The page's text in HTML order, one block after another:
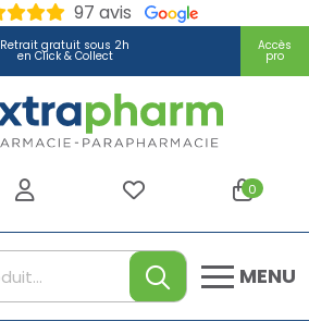
97 avis
Retrait gratuit sous 2h
en Click & Collect
Accès
pro
Extrapharm Votre
0
MENU